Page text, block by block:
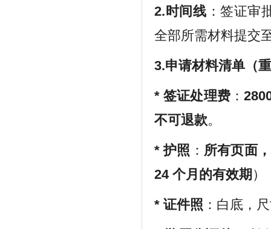
2.时间线 ：签证审
全部所需材料提交
3.申请材料清单（
* 签证处理费：
不可退款。
* 护照 ： 所有页面
24 个月的有效期 ）
* 证件照 ：白底，